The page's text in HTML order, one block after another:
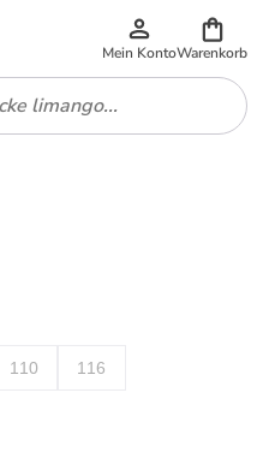
Mein KontoWarenkorb
110 116